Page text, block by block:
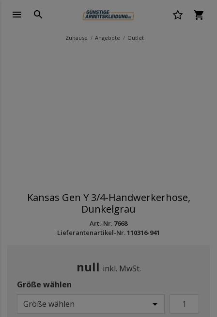
Zuhause Angebote Outlet
Kansas Gen Y 3/4-Handwerkerhose,
Dunkelgrau
Art.-Nr. 7668
Lieferantenartikel-Nr.110316-941
null inkl. MwSt.
Größe wählen
Größe wählen